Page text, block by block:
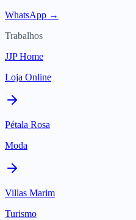
WhatsApp →
Trabalhos
JJP Home
Loja Online
Pétala Rosa
Moda
Villas Marim
Turismo